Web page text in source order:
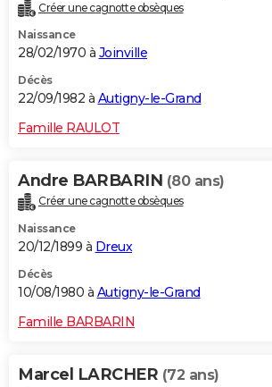
Créer une cagnotte obsèques
Naissance
28/02/1970 à Joinville
Décès
22/09/1982 à Autigny-le-Grand
Famille RAULOT
Andre BARBARIN (80 ans)
Créer une cagnotte obsèques
Naissance
20/12/1899 à Dreux
Décès
10/08/1980 à Autigny-le-Grand
Famille BARBARIN
Marcel LARCHER (72 ans)